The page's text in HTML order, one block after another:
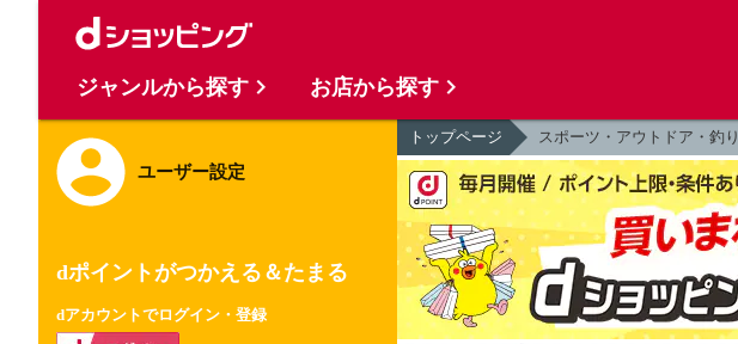
ユーザー設定
dポイントがつかえる＆たまる
dアカウントでログイン・登録
トップページ スポーツ・アウトドア・釣り
ジャンルから探す お店から探す